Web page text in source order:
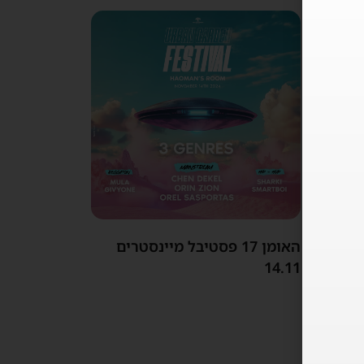
האומן 17 פסטיבל מיינסטרים
14.11